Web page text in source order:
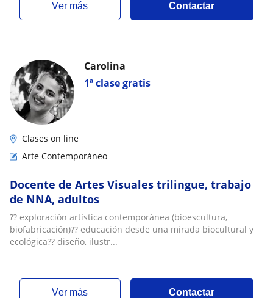
ver más Contactar
1ª clase gratis
Carolina
Clases on line
Arte Contemporáneo
Docente de Artes Visuales trilingue, trabajo
de NNA, adultos
?? exploración artística contemporánea (bioescultura,
biofabricación)?? educación desde una mirada biocultural y
ecológica?? diseño, ilustr...
ver más Contactar